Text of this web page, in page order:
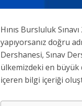
Hınıs Bursluluk
yapıyorsanız doğru
Dershanesi, Sınav
ülkemizdeki en büyük
içeren bilgi içeriği